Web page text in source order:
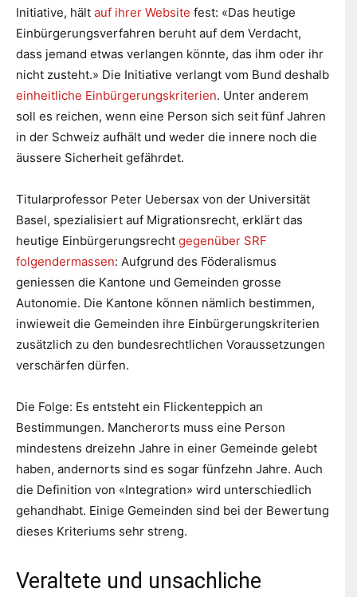
Initiative, hält auf ihrer Website fest: «Das heutige
Einbürgerungsverfahren beruht auf dem Verdacht,
dass jemand etwas verlangen könnte, das ihm oder ihr
nicht zusteht.» Die Initiative verlangt vom Bund deshalb
einheitliche Einbürgerungskriterien. Unter anderem
soll es reichen, wenn eine Person sich seit fünf Jahren
in der Schweiz aufhält und weder die innere noch die
äussere Sicherheit gefährdet.
Titularprofessor Peter Uebersax von der Universität
Basel, spezialisiert auf Migrationsrecht, erklärt das
heutige Einbürgerungsrecht gegenüber SRF
folgendermassen: Aufgrund des Föderalismus
geniessen die Kantone und Gemeinden grosse
Autonomie. Die Kantone können nämlich bestimmen,
inwieweit die Gemeinden ihre Einbürgerungskriterien
zusätzlich zu den bundesrechtlichen Voraussetzungen
verschärfen dürfen.
Die Folge: Es entsteht ein Flickenteppich an
Bestimmungen. Mancherorts muss eine Person
mindestens dreizehn Jahre in einer Gemeinde gelebt
haben, andernorts sind es sogar fünfzehn Jahre. Auch
die Definition von «Integration» wird unterschiedlich
gehandhabt. Einige Gemeinden sind bei der Bewertung
dieses Kriteriums sehr streng.
Veraltete und unsachliche